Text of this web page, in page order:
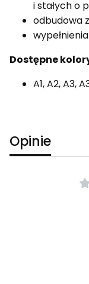
i stałych o
odbudowa
Dostępne
A1, A2, A3,
Opinie